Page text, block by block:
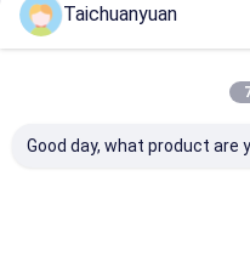
Taichuanyuan
Good day, what product are